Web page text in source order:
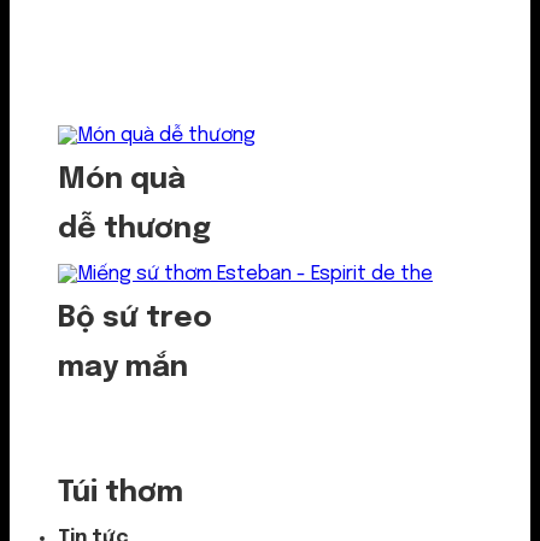
Món quà
dễ thương
Bộ sứ treo
may mắn
Túi thơm